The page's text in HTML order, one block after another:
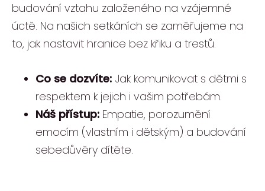
budování vztahu založeného na vzájemné
úctě. Na našich setkáních se zaměřujeme na
to, jak nastavit hranice bez křiku a trestů.
Co se dozvíte: Jak komunikovat s dětmi s
respektem k jejich i vašim potřebám.
Náš přístup: Empatie, porozumění
emocím (vlastním i dětským) a budování
sebedůvěry dítěte.